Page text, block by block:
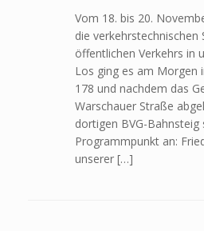
Vom 18. bis 20.
die verkehrstechnischen
öffentlichen Verkehrs in
Los ging es am Morgen
178 und nachdem das
Warschauer Straße
dortigen BVG-Bahnsteig
Programmpunkt an:
unserer […]